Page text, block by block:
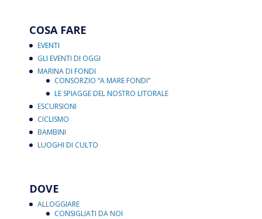
COSA FARE
EVENTI
GLI EVENTI DI OGGI
MARINA DI FONDI
CONSORZIO “A MARE FONDI”
LE SPIAGGE DEL NOSTRO LITORALE
ESCURSIONI
CICLISMO
BAMBINI
LUOGHI DI CULTO
DOVE
ALLOGGIARE
CONSIGLIATI DA NOI